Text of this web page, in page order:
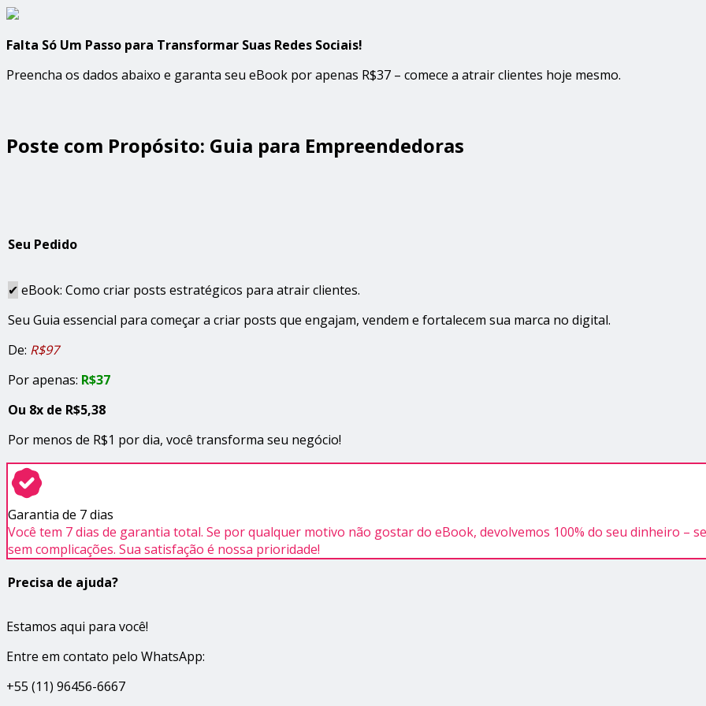
Falta Só Um Passo para Transformar Suas Redes Sociais!
Preencha os dados abaixo e garanta seu eBook por apenas R$37 – comece a atrair clientes hoje mesmo.
Poste com Propósito: Guia para Empreendedoras
Seu Pedido
✔ eBook: Como criar posts estratégicos para atrair clientes.
Seu Guia essencial para começar a criar posts que engajam, vendem e fortalecem sua marca no digital.
De: R$97
Por apenas: R$37
Ou 8x de R$5,38
Por menos de R$1 por dia, você transforma seu negócio!
Garantia de 7 dias
Você tem 7 dias de garantia total. Se por qualquer motivo não gostar do eBook, devolvemos 100% do seu dinheiro –
sem complicações. Sua satisfação é nossa prioridade!
Precisa de ajuda?
Estamos aqui para você!
Entre em contato pelo WhatsApp:
+55 (11) 96456-6667